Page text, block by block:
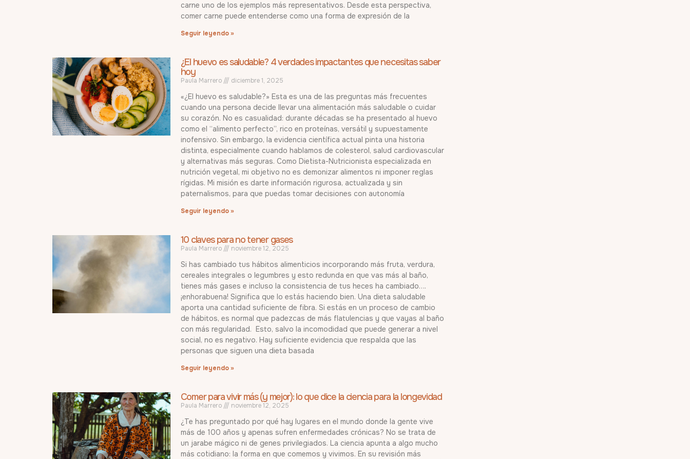
carne uno de los ejemplos más representativos. Desde esta perspectiva,
comer carne puede entenderse como una forma de expresión de la
Seguir leyendo »
¿El huevo es saludable? 4 verdades impactantes que necesitas saber
hoy
Paula Marrero diciembre 1, 2025
«¿El huevo es saludable?» Esta es una de las preguntas más frecuentes
cuando una persona decide llevar una alimentación más saludable o cuidar
su corazón. No es casualidad: durante décadas se ha presentado al huevo
como el “alimento perfecto”, rico en proteínas, versátil y supuestamente
inofensivo. Sin embargo, la evidencia científica actual pinta una historia
distinta, especialmente cuando hablamos de colesterol, salud cardiovascular
y alternativas más seguras. Como Dietista-Nutricionista especializada en
nutrición vegetal, mi objetivo no es demonizar alimentos ni imponer reglas
rígidas. Mi misión es darte información rigurosa, actualizada y sin
paternalismos, para que puedas tomar decisiones con autonomía
Seguir leyendo »
10 claves para no tener gases
Paula Marrero noviembre 12, 2025
Si has cambiado tus hábitos alimenticios incorporando más fruta, verdura,
cereales integrales o legumbres y esto redunda en que vas más al baño,
tienes más gases e incluso la consistencia de tus heces ha cambiado….
¡enhorabuena! Significa que lo estás haciendo bien. Una dieta saludable
aporta una cantidad suficiente de fibra. Si estás en un proceso de cambio
de hábitos, es normal que padezcas de más flatulencias y que vayas al baño
con más regularidad. Esto, salvo la incomodidad que puede generar a nivel
social, no es negativo. Hay suficiente evidencia que respalda que las
personas que siguen una dieta basada
Seguir leyendo »
Comer para vivir más (y mejor): lo que dice la ciencia para la longevidad
Paula Marrero noviembre 12, 2025
¿Te has preguntado por qué hay lugares en el mundo donde la gente vive
más de 100 años y apenas sufren enfermedades crónicas? No se trata de
un jarabe mágico ni de genes privilegiados. La ciencia apunta a algo mucho
más cotidiano: la forma en que comemos y vivimos. En su revisión más